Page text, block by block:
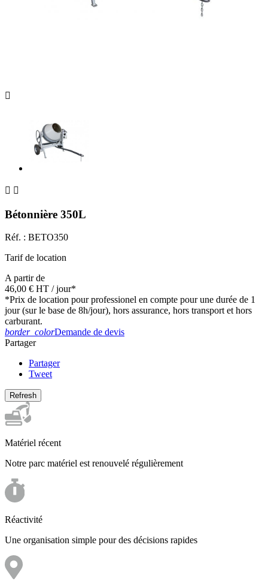

 
Bétonnière 350L
Réf. : BETO350
Tarif de location
A partir de
46,00 € HT / jour*
*Prix de location pour professionel en compte pour une durée de 1
jour (sur le base de 8h/jour), hors assurance, hors transport et hors
carburant.
border_colorDemande de devis
Partager
Partager
Tweet
Matériel récent
Notre parc matériel est renouvelé régulièrement
Réactivité
Une organisation simple pour des décisions rapides